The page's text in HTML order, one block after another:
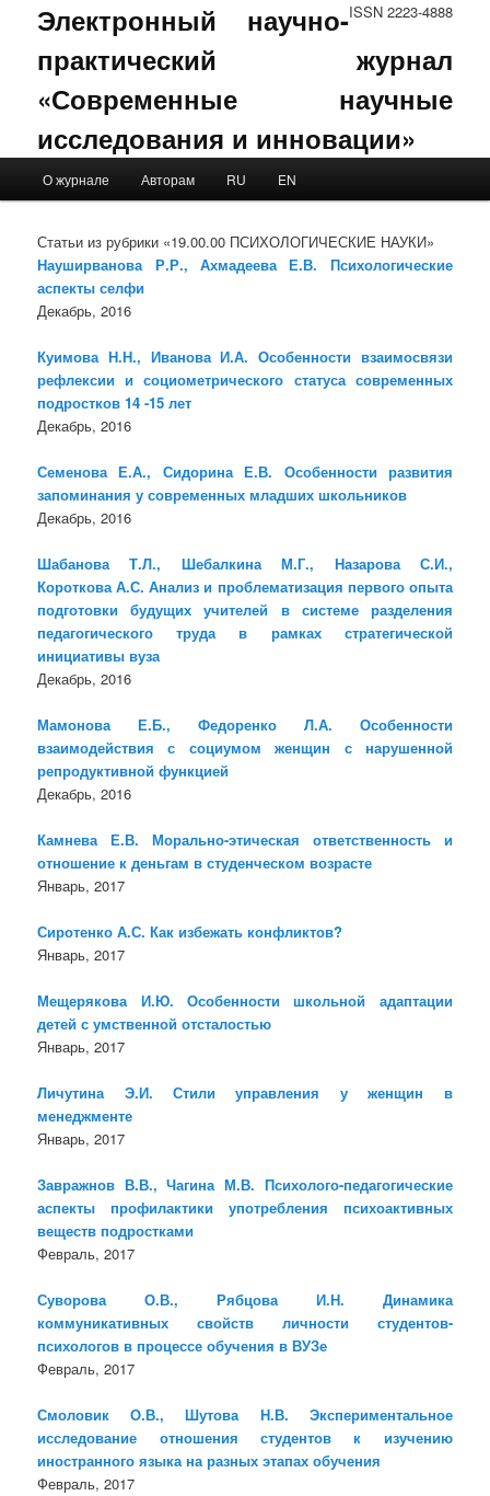
ISSN 2223-4888
Электронный научно-
практический журнал
«Современные научные
исследования и инновации»
Skip to primary content
Skip to secondary content
О журнале Авторам RU EN
Статьи из рубрики «19.00.00 ПСИХОЛОГИЧЕСКИЕ НАУКИ»
Науширванова Р.Р., Ахмадеева Е.В. Психологические
аспекты селфи
Декабрь, 2016
Куимова Н.Н., Иванова И.А. Особенности взаимосвязи
рефлексии и социометрического статуса современных
подростков 14 -15 лет
Декабрь, 2016
Семенова Е.А., Сидорина Е.В. Особенности развития
запоминания у современных младших школьников
Декабрь, 2016
Шабанова Т.Л., Шебалкина М.Г., Назарова С.И.,
Короткова А.С. Анализ и проблематизация первого опыта
подготовки будущих учителей в системе разделения
педагогического труда в рамках стратегической
инициативы вуза
Декабрь, 2016
Мамонова Е.Б., Федоренко Л.А. Особенности
взаимодействия с социумом женщин с нарушенной
репродуктивной функцией
Декабрь, 2016
Камнева Е.В. Морально-этическая ответственность и
отношение к деньгам в студенческом возрасте
Январь, 2017
Сиротенко А.С. Как избежать конфликтов?
Январь, 2017
Мещерякова И.Ю. Особенности школьной адаптации
детей с умственной отсталостью
Январь, 2017
Личутина Э.И. Стили управления у женщин в
менеджменте
Январь, 2017
Завражнов В.В., Чагина М.В. Психолого-педагогические
аспекты профилактики употребления психоактивных
веществ подростками
Февраль, 2017
Суворова О.В., Рябцова И.Н. Динамика
коммуникативных свойств личности студентов-
психологов в процессе обучения в ВУЗе
Февраль, 2017
Смоловик О.В., Шутова Н.В. Экспериментальное
исследование отношения студентов к изучению
иностранного языка на разных этапах обучения
Февраль, 2017